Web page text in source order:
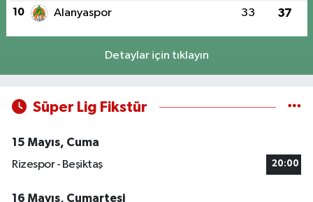
10 Alanyaspor 33 37
Detaylar için tıklayın
Süper Lig Fikstür
15 Mayıs, Cuma
Rizespor - Beşiktaş
20:00
16 Mayıs, Cumartesi